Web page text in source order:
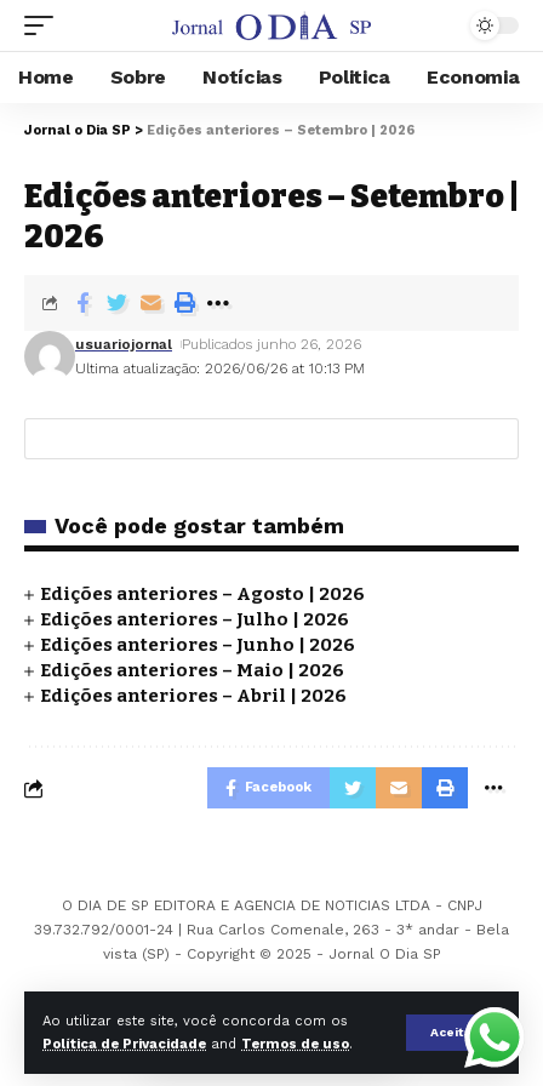
Ao utilizar este site, você concorda com os
Política de Privacidade and Termos de uso.
Aceitar
Home Sobre Notícias Politica Economia
Jornal o Dia SP > Edições anteriores – Setembro | 2026
Edições anteriores – Setembro |
2026
Ultima atualização: 2026/06/26 at 10:13 PM
usuariojornal Publicados junho 26, 2026
Você pode gostar também
Edições anteriores – Agosto | 2026
Edições anteriores – Julho | 2026
Edições anteriores – Junho | 2026
Edições anteriores – Maio | 2026
Edições anteriores – Abril | 2026
Facebook
O DIA DE SP EDITORA E AGENCIA DE NOTICIAS LTDA - CNPJ
39.732.792/0001-24 | Rua Carlos Comenale, 263 - 3* andar - Bela
vista (SP) - Copyright © 2025 - Jornal O Dia SP